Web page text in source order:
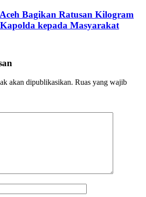
Bagikan Ratusan Kilogram
kepada Masyarakat
akan dipublikasikan. Ruas yang wajib